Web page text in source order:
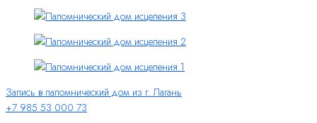
Запись в паломнический дом из г. Лагань
+7 985 53 000 73